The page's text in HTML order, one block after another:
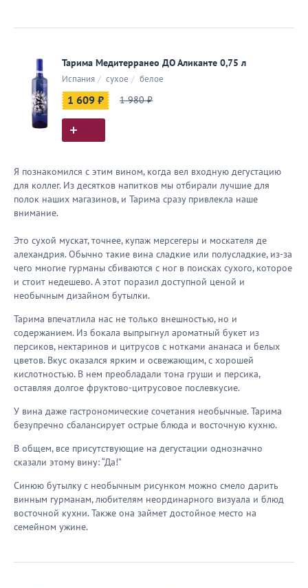
Тарима Медитерранео ДО Аликанте 0,75 л
Испания / сухое / белое
1 609 ₽ 1 980 ₽
Я познакомился с этим вином, когда вел входную дегустацию
для коллег. Из десятков напитков мы отбирали лучшие для
полок наших магазинов, и Тарима сразу привлекла наше
внимание.
Это сухой мускат, точнее, купаж мерсегеры и москателя де
алехандрия. Обычно такие вина сладкие или полусладкие, из-за
чего многие гурманы сбиваются с ног в поисках сухого, которое
и стоит недешево. А этот поразил доступной ценой и
необычным дизайном бутылки.
Тарима впечатлила нас не только внешностью, но и
содержанием. Из бокала выпрыгнул ароматный букет из
персиков, нектаринов и цитрусов с нотками ананаса и белых
цветов. Вкус оказался ярким и освежающим, с хорошей
кислотностью. В нем преобладали тона груши и персика,
оставляя долгое фруктово-цитрусовое послевкусие.
У вина даже гастрономические сочетания необычные. Тарима
безупречно сбалансирует острые блюда и восточную кухню.
В общем, все присутствующие на дегустации однозначно
сказали этому вину: “Да!”
Синюю бутылку с необычным рисунком можно смело дарить
винным гурманам, любителям неординарного визуала и блюд
восточной кухни. Также она займет достойное место на
семейном ужине.